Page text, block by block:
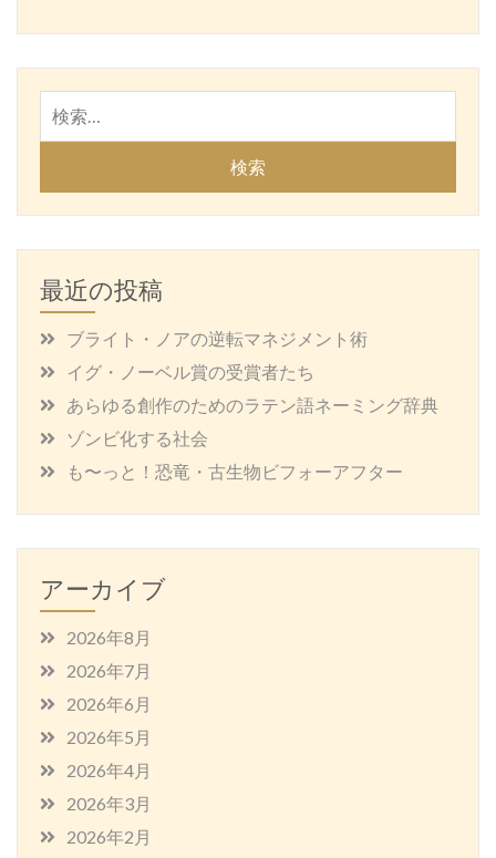
索:
最近の投稿
ブライト・ノアの逆転マネジメント術
イグ・ノーベル賞の受賞者たち
あらゆる創作のためのラテン語ネーミング辞典
ゾンビ化する社会
も〜っと！恐竜・古生物ビフォーアフター
アーカイブ
2026年8月
2026年7月
2026年6月
2026年5月
2026年4月
2026年3月
2026年2月